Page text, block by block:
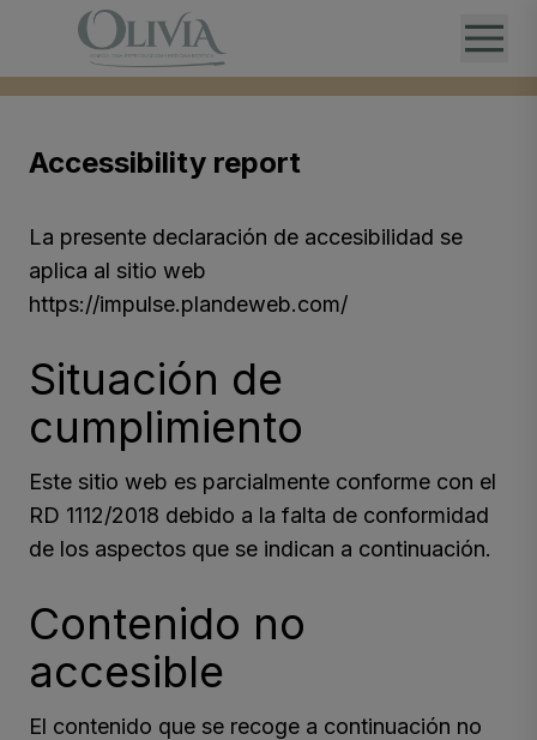
Accessibility report
La presente declaración de accesibilidad se
aplica al sitio web
https://impulse.plandeweb.com/
Situación de
cumplimiento
Este sitio web es parcialmente conforme con el
RD 1112/2018 debido a la falta de conformidad
de los aspectos que se indican a continuación.
Contenido no
accesible
El contenido que se recoge a continuación no